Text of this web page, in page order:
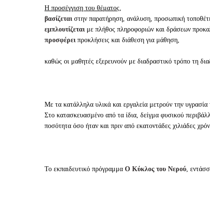
Η προσέγγιση του θέματος
βασίζεται στην παρατήρηση, ανάλυση, προσωπική
εμπλουτίζεται με πλήθος πληροφοριών και δράσεων
προσφέρει προκλήσεις και διάθεση για μάθηση,
καθώς οι μαθητές εξερευνούν με διαδραστικό τρόπο τη
Με τα κατάλληλα υλικά και εργαλεία μετρούν την
Στο κατασκευασμένο από τα ίδια, δείγμα φυσικού
ποσότητα όσο ήταν και πριν από εκατοντάδες χιλιάδες
Το εκπαιδευτικό πρόγραμμα Ο Κύκλος του Νερού ,